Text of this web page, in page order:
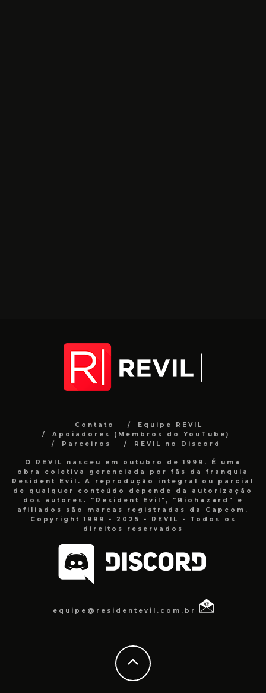
Contato
Equipe REVIL
Apoiadores (Membros do YouTube)
Parceiros
REVIL no Discord
O REVIL nasceu em outubro de 1999. É uma
obra coletiva gerenciada por fãs da franquia
Resident Evil. A reprodução integral ou parcial
de qualquer conteúdo depende da autorização
dos autores. "Resident Evil", "Biohazard" e
afiliados são marcas registradas da Capcom.
Copyright 1999 - 2025 - REVIL - Todos os
direitos reservados
equipe@residentevil.com.br